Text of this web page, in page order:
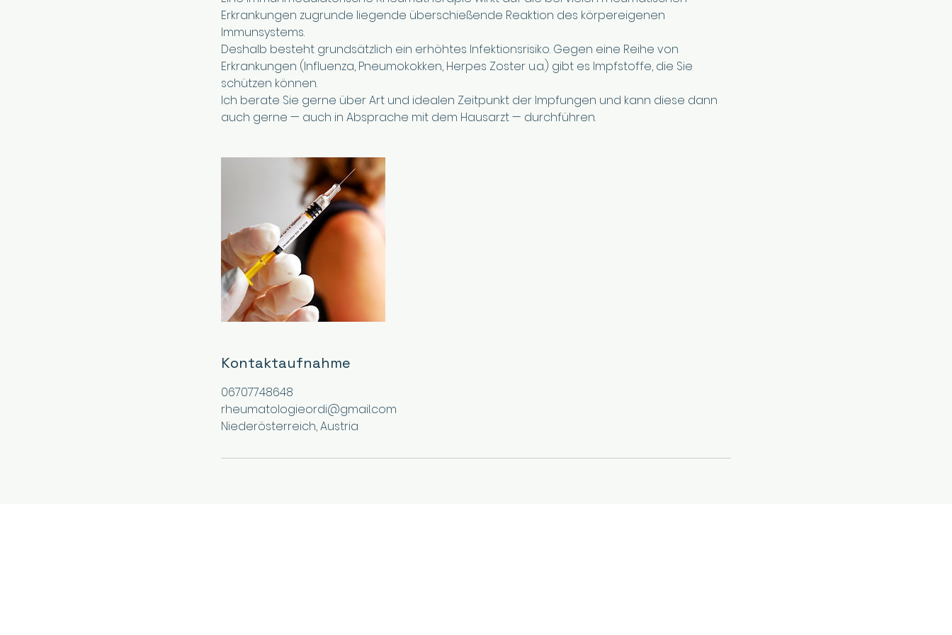
Erkrankungen zugrunde liegende überschießende Reaktion des körpereigenen
Immunsystems.
Deshalb besteht grundsätzlich ein erhöhtes Infektionsrisiko. Gegen eine Reihe von
Erkrankungen (Influenza, Pneumokokken, Herpes Zoster u.a.) gibt es Impfstoffe, die Sie
schützen können.
Ich berate Sie gerne über Art und idealen Zeitpunkt der Impfungen und kann diese dann
auch gerne — auch in Absprache mit dem Hausarzt — durchführen.
Kontaktaufnahme
06707748648
rheumatologieordi@gmail.com
Niederösterreich, Austria